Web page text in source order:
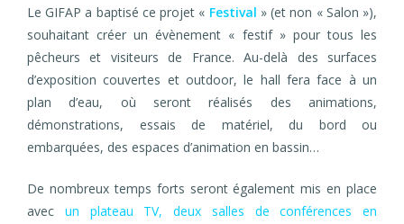
Le GIFAP a baptisé ce projet « Festival » (et non « Salon »),
souhaitant créer un évènement « festif » pour tous les
pêcheurs et visiteurs de France. Au-delà des surfaces
d’exposition couvertes et outdoor, le hall fera face à un
plan d’eau, où seront réalisés des animations,
démonstrations, essais de matériel, du bord ou
embarquées, des espaces d’animation en bassin…
De nombreux temps forts seront également mis en place
avec un
plateau TV, deux salles de conférences en